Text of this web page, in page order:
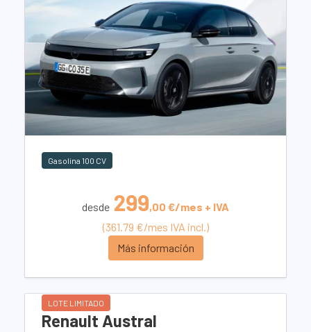
Gasolina 100 CV
desde 299,00 €/mes + IVA
(361.79 €/mes IVA incl.)
Más información
LOTE LIMITADO
Renault Austral